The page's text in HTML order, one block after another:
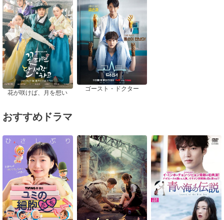
花が咲けば、月を想い ゴースト・ドクター
おすすめドラマ